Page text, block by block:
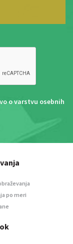
o varstvu osebnih
po meri